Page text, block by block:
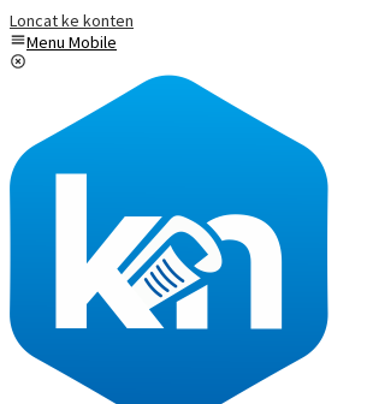
Loncat ke konten
Menu Mobile